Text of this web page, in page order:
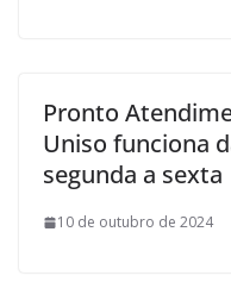
Pronto
Uniso funciona
segunda a sexta
10 de outubro de 2024